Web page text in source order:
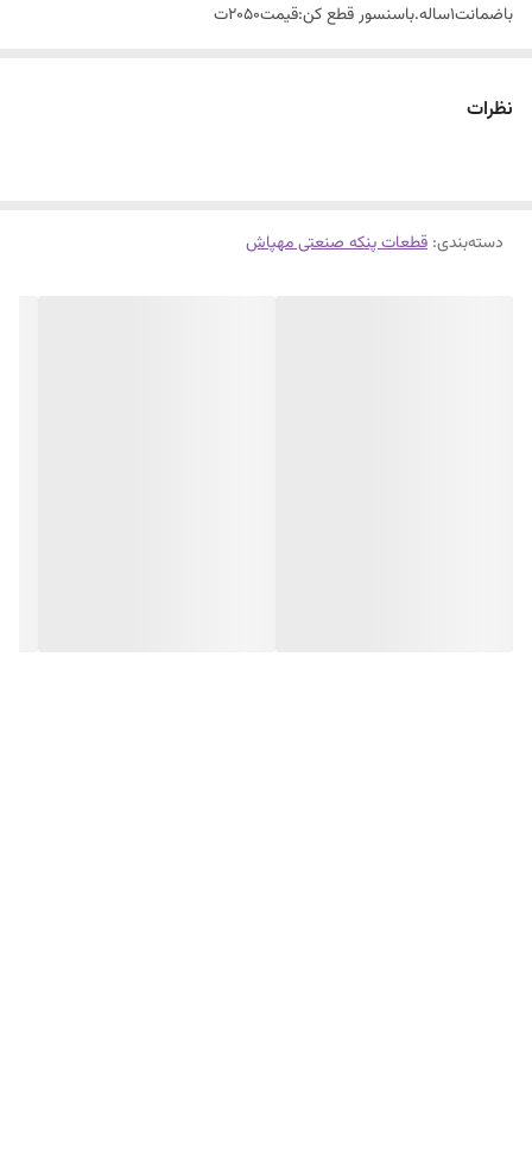
باضمانت۱ساله.باسنسور قطع کن:قیمت۲۰۵۰ت
نظرات
دسته‌بندی: قطعات پنکه صنعتی مهپاش